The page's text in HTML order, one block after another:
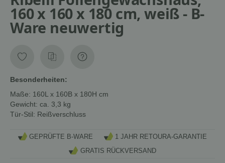
160 x 160 x 180 cm, weiß - B-
Ware neuwertig
Besonderheiten:
Maße: 160L x 160B x 180H cm
Gewicht: ca. 3,3 kg
Tür-Stil: Reißverschluss
GEPRÜFTE B-WARE
1 JAHR RETOURA-GARANTIE
GRATIS RÜCKVERSAND